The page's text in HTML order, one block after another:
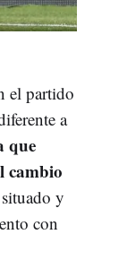
el partido
a
que
cambio
y
con